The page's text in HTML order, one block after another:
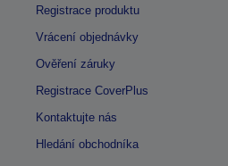
Registrace produktu
Vrácení objednávky
Ověření záruky
Registrace CoverPlus
Kontaktujte nás
Hledání obchodníka